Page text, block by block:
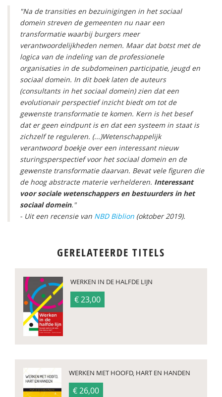
"Na de transities en bezuinigingen in het sociaal
domein streven de gemeenten nu naar een
transformatie waarbij burgers meer
verantwoordelijkheden nemen. Maar dat botst met de
logica van de indeling van de professionele
organisaties in de subdomeinen participatie, jeugd en
sociaal domein. In dit boek laten de auteurs
(consultants in het sociaal domein) zien dat een
evolutionair perspectief inzicht biedt om tot de
gewenste transformatie te komen. Kern is het besef
dat er geen eindpunt is en dat een systeem in staat is
zichzelf te reguleren. (...)Wetenschappelijk
verantwoord boekje over een interessant nieuw
sturingsperspectief voor het sociaal domein en de
gewenste transformatie daarvan. Bevat vele figuren die
de hoog abstracte materie verhelderen. Interessant
voor sociale wetenschappers en bestuurders in het
sociaal domein."
- Uit een recensie van NBD Biblion (oktober 2019).
GERELATEERDE TITELS
WERKEN IN DE HALFDE LIJN
€ 23,00
WERKEN MET HOOFD, HART EN HANDEN
€ 26,00